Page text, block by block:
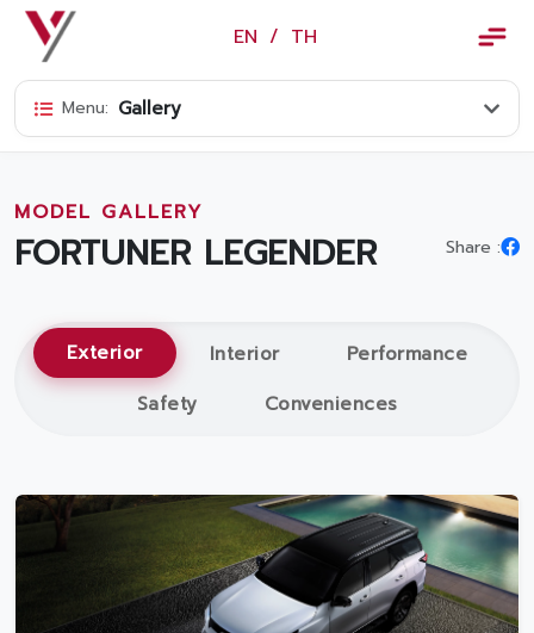
EN / TH ×
Vorachakyont Info
Products and Services
Model
Body and paint repair center
Promotion
Promotion
Menu: Gallery
MODEL GALLERY
FORTUNER LEGENDER Share :
Exterior Interior
Performance
Safety
Conveniences